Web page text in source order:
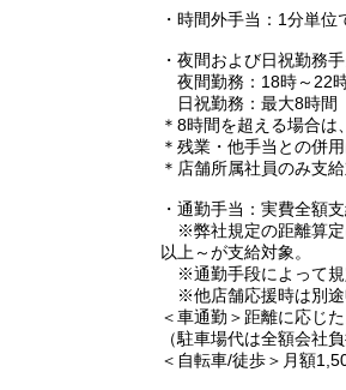
・時間外手当：1分単位
・夜間および日祝勤務
夜間勤務：18時～22
日祝勤務：最大8時間
＊8時間を超える場合
＊残業・他手当との併
＊店舗所属社員のみ支
・通勤手当：実費全額
※弊社規定の距離算定
以上～が支給対象。
※通勤手段によって規
※他店舗応援時は別途
＜車通勤＞距離に応じ
（駐車場代は全額会社負
＜自転車/徒歩＞月額